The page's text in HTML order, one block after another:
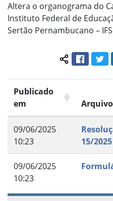
Altera o organograma do
Instituto Federal de
Sertão Pernambucano –
Facebook
Publicado
em
Arquivo
09/06/2025
10:23
15/2025
09/06/2025
10:23